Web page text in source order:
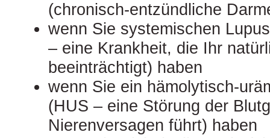
(chronisch-entzündliche
wenn Sie systemischen
– eine Krankheit, die Ihr
beeinträchtigt) haben
wenn Sie ein hämolytisch-
(HUS – eine Störung der
Nierenversagen führt) haben